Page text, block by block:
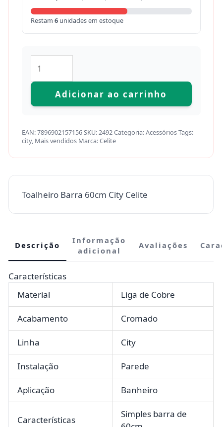
Restam 6unidades em estoque
Adicionar ao carrinho
EAN:7896902157156SKU:2492Categoria:AcessóriosTags:
city, Mais vendidos Marca:Celite
Toalheiro Barra 60cm City Celite
Descrição
Informação
adicional
Avaliações
Características
Material
Liga de Cobre
Acabamento Cromado
Linha City
Instalação Parede
Aplicação Banheiro
Características
Simples barra de